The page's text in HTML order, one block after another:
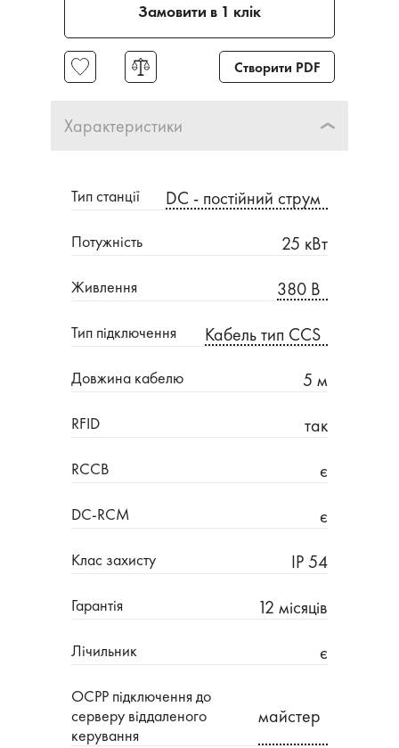
Замовити в 1 клік
Створити PDF
Характеристики
Тип станції DC - постійний струм
Потужність 25 кВт
Живлення 380 В
Тип підключення Кабель тип CCS
Довжина кабелю 5 м
RFID так
RCCB є
DC-RCM є
Клас захисту IP 54
Гарантія 12 місяців
Лічильник є
OCPP підключення до
серверу віддаленого
керування
майстер